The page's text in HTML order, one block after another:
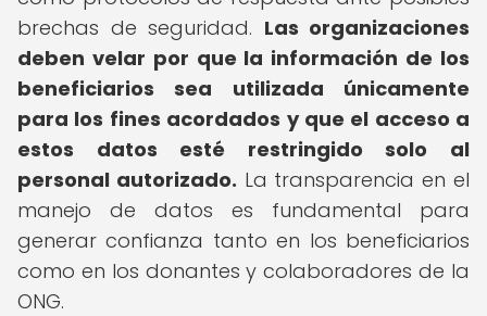
brechas de seguridad. Las organizaciones
deben velar por que la información de los
beneficiarios sea utilizada únicamente
para los fines acordados y que el acceso a
estos datos esté restringido solo al
personal autorizado. La transparencia en el
manejo de datos es fundamental para
generar confianza tanto en los beneficiarios
como en los donantes y colaboradores de la
ONG.